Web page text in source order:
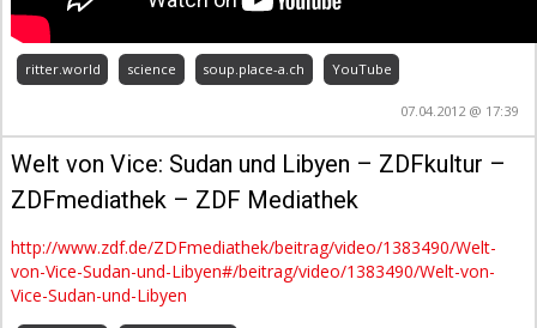
ritter.world science soup.place-a.ch YouTube
07.04.2012 @ 17:39
Welt von Vice: Sudan und Libyen – ZDFkultur –
ZDFmediathek – ZDF Mediathek
http://www.zdf.de/ZDFmediathek/beitrag/video/1383490/Welt-
von-Vice-Sudan-und-Libyen#/beitrag/video/1383490/Welt-von-
Vice-Sudan-und-Libyen